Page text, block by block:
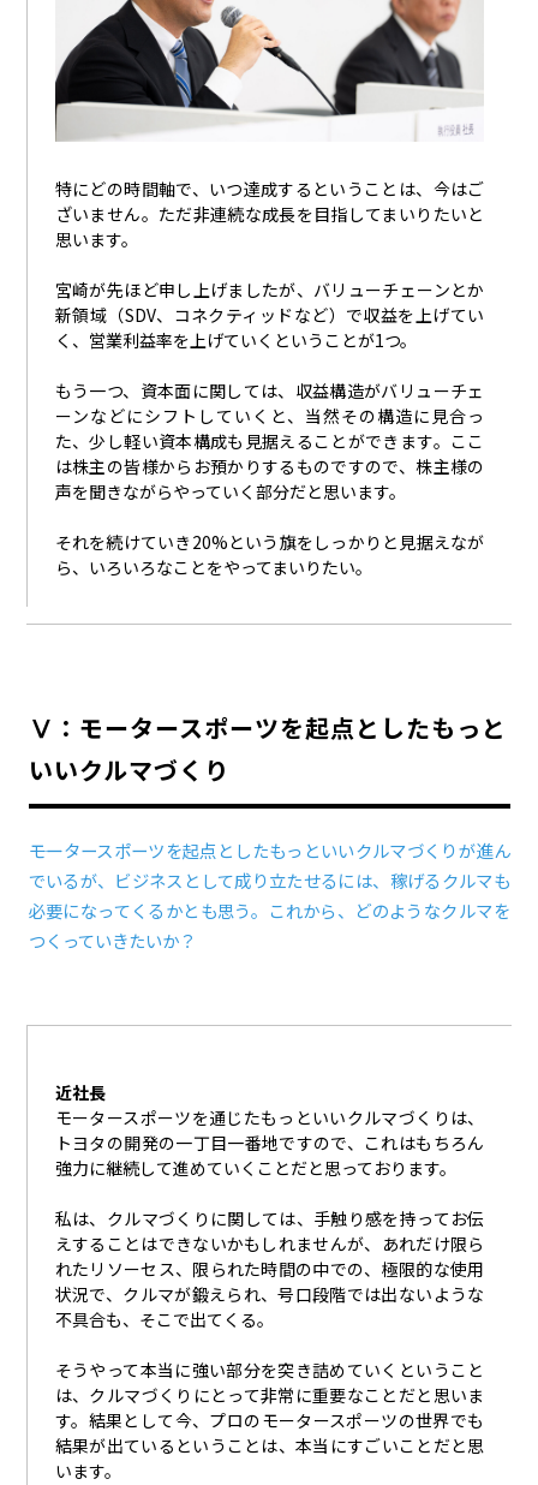
特にどの時間軸で、いつ達成するということは、今はご
ざいません。ただ非連続な成長を目指してまいりたいと
思います。
宮崎が先ほど申し上げましたが、バリューチェーンとか
新領域（SDV、コネクティッドなど）で収益を上げてい
く、営業利益率を上げていくということが1つ。
もう一つ、資本面に関しては、収益構造がバリューチェ
ーンなどにシフトしていくと、当然その構造に見合っ
た、少し軽い資本構成も見据えることができます。ここ
は株主の皆様からお預かりするものですので、株主様の
声を聞きながらやっていく部分だと思います。
それを続けていき20%という旗をしっかりと見据えなが
ら、いろいろなことをやってまいりたい。
Ⅴ：モータースポーツを起点としたもっと
いいクルマづくり
――モータースポーツを起点としたもっといいクルマづくりが進ん
でいるが、ビジネスとして成り立たせるには、稼げるクルマも
必要になってくるかとも思う。これから、どのようなクルマを
つくっていきたいか？
近社長
モータースポーツを通じたもっといいクルマづくりは、
トヨタの開発の一丁目一番地ですので、これはもちろん
強力に継続して進めていくことだと思っております。
私は、クルマづくりに関しては、手触り感を持ってお伝
えすることはできないかもしれませんが、あれだけ限ら
れたリソーセス、限られた時間の中での、極限的な使用
状況で、クルマが鍛えられ、号口段階では出ないような
不具合も、そこで出てくる。
そうやって本当に強い部分を突き詰めていくということ
は、クルマづくりにとって非常に重要なことだと思いま
す。結果として今、プロのモータースポーツの世界でも
結果が出ているということは、本当にすごいことだと思
います。